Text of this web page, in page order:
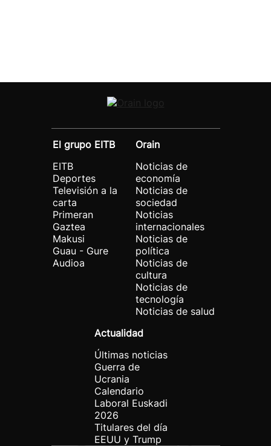
El grupo EITB
EITB
Deportes
Televisión a la
carta
Primeran
Gaztea
Makusi
Guau - Gure
Audioa
Orain
Noticias de
economía
Noticias de
sociedad
Noticias
internacionales
Noticias de
política
Noticias de
cultura
Noticias de
tecnología
Noticias de salud
Actualidad
Últimas noticias
Guerra de
Ucrania
Calendario
Laboral Euskadi
2026
Titulares del día
EEUU y Trump